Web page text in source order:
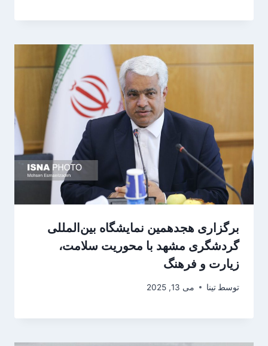
برگزاری هجدهمین نمایشگاه بین‌المللی
گردشگری مشهد با محوریت سلامت،
زیارت و فرهنگ
توسط تینا می 13, 2025